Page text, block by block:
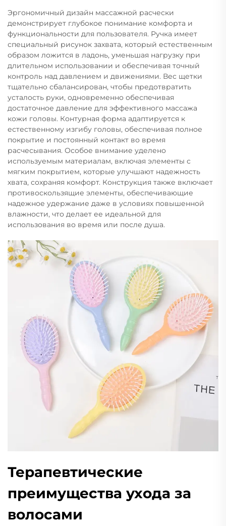
Эргономичный дизайн массажной расчески
демонстрирует глубокое понимание комфорта и
функциональности для пользователя. Ручка имеет
специальный рисунок захвата, который естественным
образом ложится в ладонь, уменьшая нагрузку при
длительном использовании и обеспечивая точный
контроль над давлением и движениями. Вес щетки
тщательно сбалансирован, чтобы предотвратить
усталость руки, одновременно обеспечивая
достаточное давление для эффективного массажа
кожи головы. Контурная форма адаптируется к
естественному изгибу головы, обеспечивая полное
покрытие и постоянный контакт во время
расчесывания. Особое внимание уделено
используемым материалам, включая элементы с
мягким покрытием, которые улучшают надежность
хвата, сохраняя комфорт. Конструкция также включает
противоскользящие элементы, обеспечивающие
надежное удержание даже в условиях повышенной
влажности, что делает ее идеальной для
использования во время или после душа.
Терапевтические
преимущества ухода за
волосами